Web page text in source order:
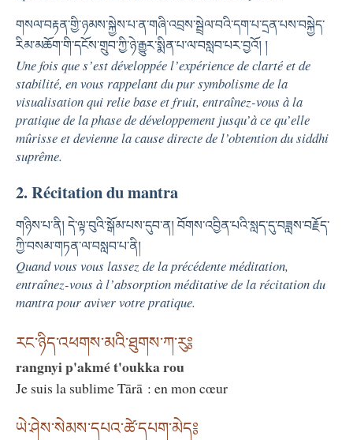
གསལ་བརྟན་གྱི་ཉམས་སྐྱེས་པ་ན་གཞི་འབྲས་སྦྲེལ་བའི་དག་པ་དྲན་པས་བསྐྱེད་
རིམ་མཆོག་གི་དངོས་གྲུབ་ཀྱི་ཉེ་རྒྱུར་སྨིན་པ་ལ་བསླབ་པར་བྱའོ། །
Une fois que s’est développée l’expérience de clarté et de
stabilité, en vous rappelant du pur symbolisme de la
visualisation qui relie base et fruit, entraînez-vous à la
pratique de la phase de développement jusqu’à ce qu’elle
mûrisse et devienne la cause directe de l’obtention du siddhi
suprême.
2. Récitation du mantra
གཉིས་པ་ནི། དེ་ལྟ་བུའི་སྒོམ་པས་དུབ་ན། བོགས་འབྱིན་པའི་སླད་དུ་བཟླས་བརྗོད་
ཀྱི་བསམ་གཏན་ལ་བསླབ་པ་ནི།
Quand vous vous lassez de la précédente méditation,
entraînez-vous à l’absorption méditative de la récitation du
mantra pour aviver votre pratique.
རང་ཉིད་འཕགས་མའི་ཐུགས་ཀ་རུ༔
rangnyi p'akmé t'oukka rou
Je suis la sublime Tārā : en mon cœur
ཡེ་ཤེས་སེམས་དཔའ་ཚེ་དཔག་མེད༔